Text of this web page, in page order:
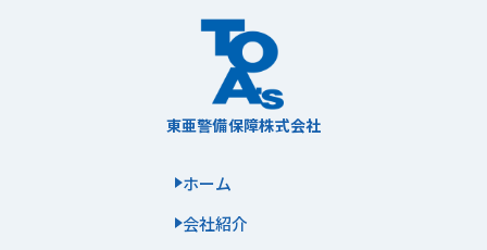
東亜警備保障株式会社
ホーム
会社紹介